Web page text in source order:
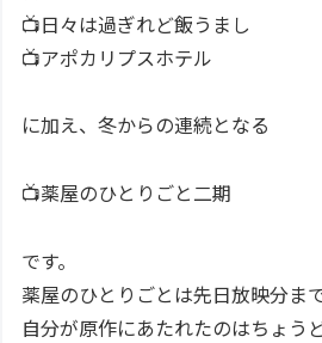
📺日々は過ぎれど飯うまし
📺アポカリプスホテル
に加え、冬からの連続となる
📺薬屋のひとりごと二期
です。
薬屋のひとりごとは先日放映分ま
自分が原作にあたれたのはちょう